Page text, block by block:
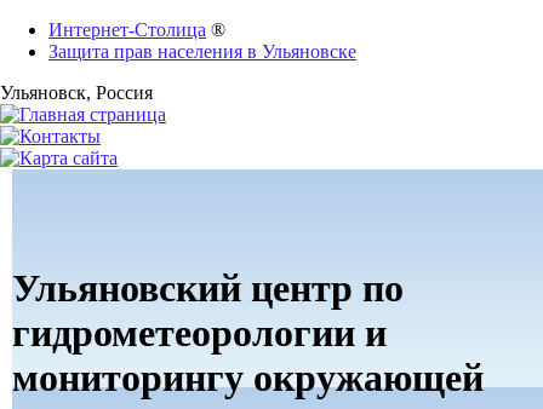
Интернет-Столица ®
Защита прав населения в Ульяновске
Ульяновск, Россия
Ульяновский центр по
гидрометеорологии и
мониторингу окружающей